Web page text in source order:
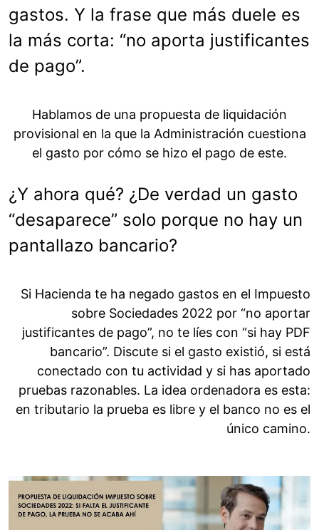
gastos. Y la frase que más duele es
la más corta: “no aporta justificantes
de pago”.
Hablamos de una propuesta de liquidación
provisional en la que la Administración cuestiona
el gasto por cómo se hizo el pago de este.
¿Y ahora qué? ¿De verdad un gasto
“desaparece” solo porque no hay un
pantallazo bancario?
Si Hacienda te ha negado gastos en el Impuesto
sobre Sociedades 2022 por “no aportar
justificantes de pago”, no te líes con “si hay PDF
bancario”. Discute si el gasto existió, si está
conectado con tu actividad y si has aportado
pruebas razonables. La idea ordenadora es esta:
en tributario la prueba es libre y el banco no es el
único camino.